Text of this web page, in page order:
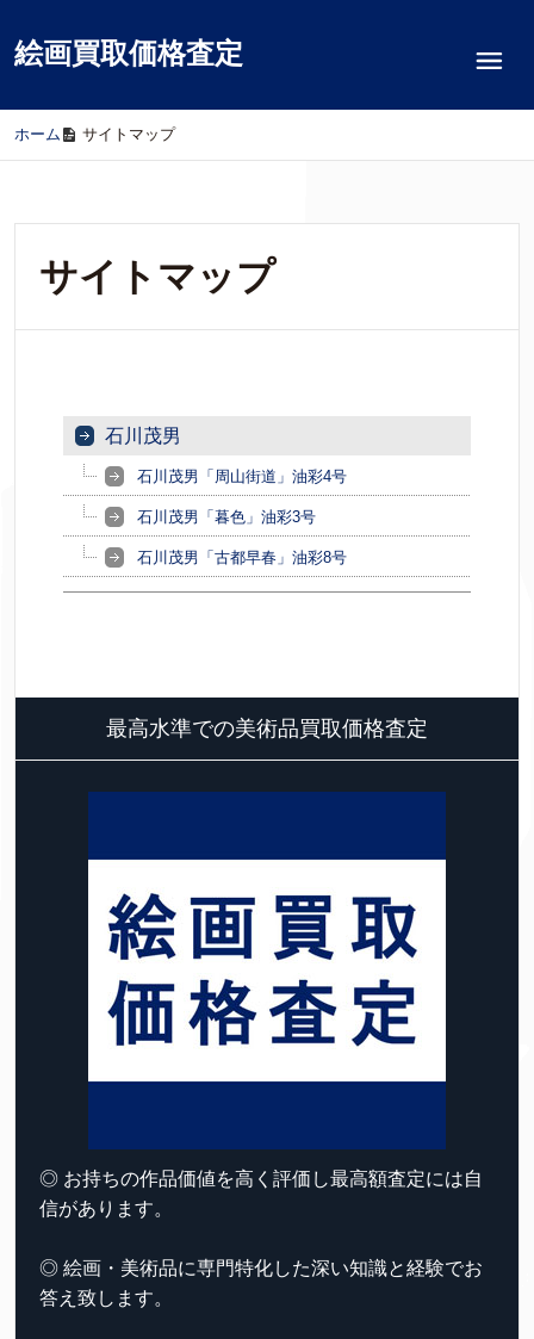
絵画買取価格査定
ホーム / サイトマップ
サイトマップ
石川茂男
石川茂男「周山街道」油彩4号
石川茂男「暮色」油彩3号
石川茂男「古都早春」油彩8号
最高水準での美術品買取価格査定
◎ お持ちの作品価値を高く評価し最高額査定には自
信があります。
◎ 絵画・美術品に専門特化した深い知識と経験でお
答え致します。